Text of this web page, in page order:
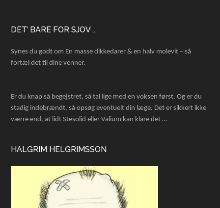
Footer
DET’ BARE FOR SJOV …
Synes du godt om En masse dikkedarer & en halv molevit – så
fortæl det til dine venner.
Er du knap så begejstret, så tal lige med en voksen først. Og er du
stadig indebrændt, så opsøg eventuelt din læge. Det er sikkert ikke
værre end, at lidt Stesolid eller Valium kan klare det …
HALGRIM HELGRIMSSON